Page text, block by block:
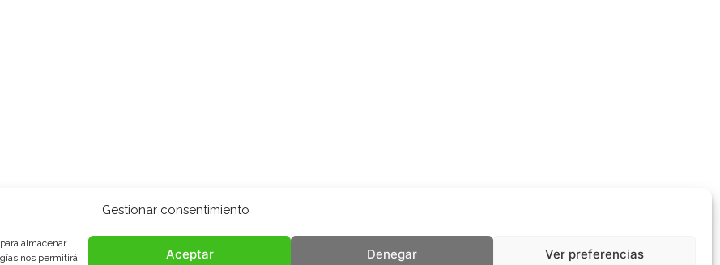
Gestionar consentimiento
almacenar
nos permitirá
Aceptar Denegar Ver preferencias